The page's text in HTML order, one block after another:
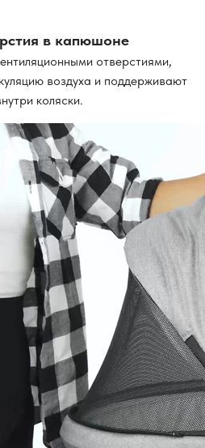
в капюшоне
отверстиями,
воздуха и поддерживают
коляски.